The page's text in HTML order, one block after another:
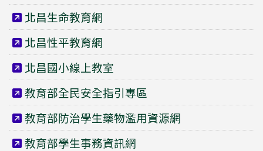
北昌生命教育網
北昌性平教育網
北昌國小線上教室
教育部全民安全指引專區
教育部防治學生藥物濫用資源網
教育部學生事務資訊網